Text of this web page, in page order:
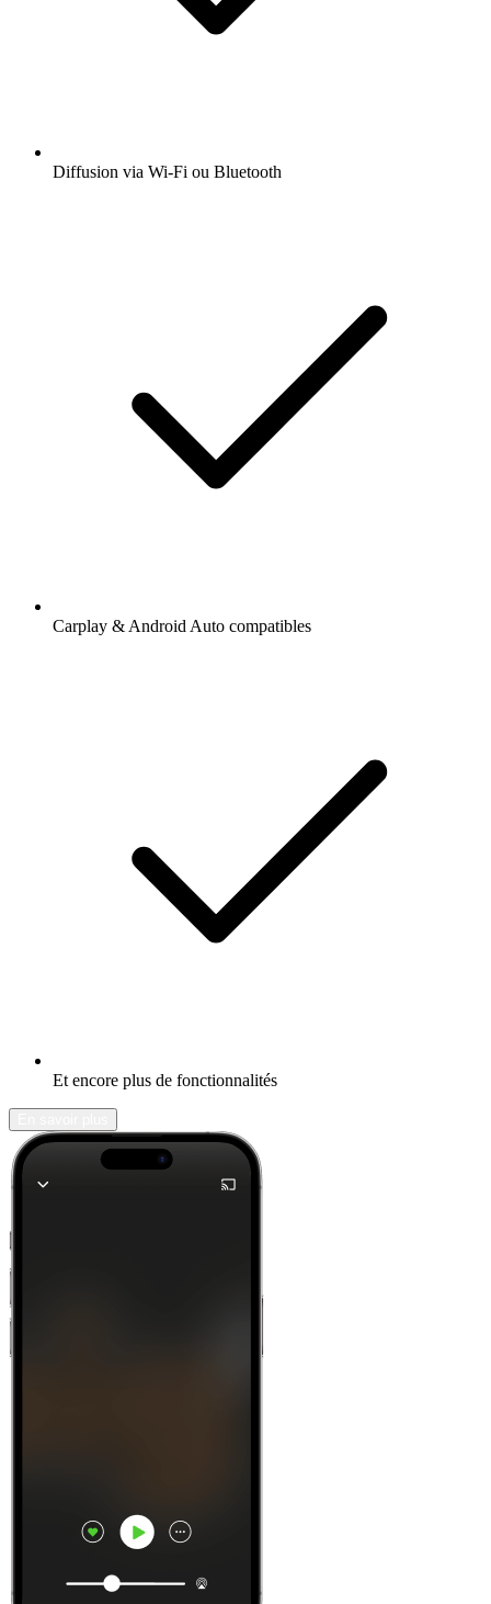
Diffusion via Wi-Fi ou Bluetooth
Carplay & Android Auto compatibles
Et encore plus de fonctionnalités